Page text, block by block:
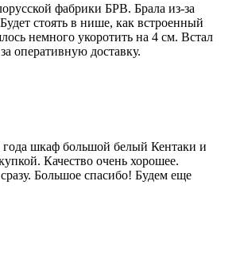
фабрики БРВ. Брала из-за
стоять в нише, как встроенный
немного укоротить на 4 см. Встал
оперативную доставку.
шкаф большой белый Кентаки и
Качество очень хорошее.
Большое спасибо! Будем еще